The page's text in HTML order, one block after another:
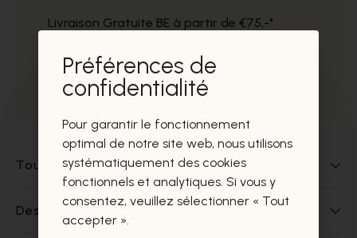
Livraison Gratuite BE à partir de €75,-*
Service impeccable
Prélèvement gratuit dans nos magasins
Tout sur ce produit
Des questions sur ce produit?
Préférences de
confidentialité
Pour garantir le fonctionnement
optimal de notre site web, nous utilisons
systématiquement des cookies
fonctionnels et analytiques. Si vous y
consentez, veuillez sélectionner « Tout
accepter ».